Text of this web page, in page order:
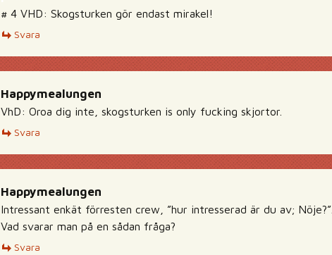
# 4 VHD: Skogsturken gör endast mirakel!
Svara
Happymealungen
VhD: Oroa dig inte, skogsturken is only fucking skjortor.
Svara
Happymealungen
Intressant enkät förresten crew, ”hur intresserad är du av; Nöje?”.
Vad svarar man på en sådan fråga?
Svara